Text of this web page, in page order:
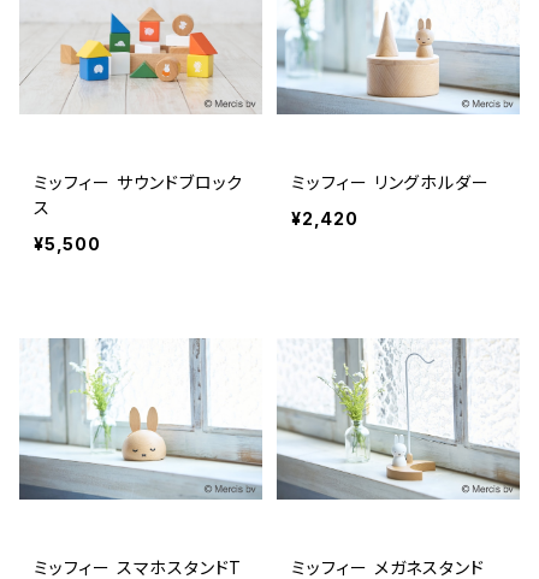
ミッフィー サウンドブロック
ス
¥5,500
ミッフィー リングホルダー
¥2,420
ミッフィー スマホスタンドT
ミッフィー メガネスタンド